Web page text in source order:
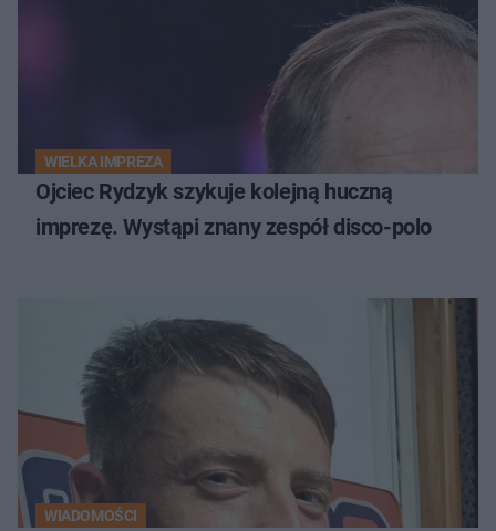
WIELKA IMPREZA
Ojciec Rydzyk szykuje kolejną huczną
imprezę. Wystąpi znany zespół disco-polo
WIADOMOŚCI